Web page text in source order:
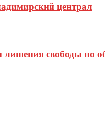
централ
свободы по